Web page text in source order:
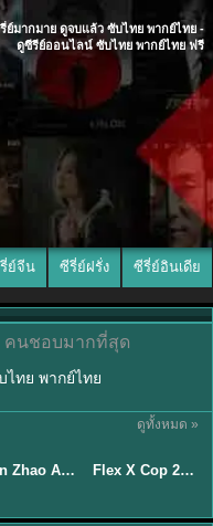
ย์มากมาย ดูจบแล้ว ซับไทย พากย์ไทย -
ดูซีรีย์ออนไลน์ ซับไทย พากย์ไทย ฟรี
ย์จีน ซีรี่ย์ฝรั่ง ซีรี่ย์อินเดีย
คนชอบมากที่สุด
ทย พากย์ไทย
ดูทั้งหมด »
Zhan Zhao Adventures จั่นเจาตะลุยยุทธภพ (2026) พากย์ไทย ซับไทย EP.1-37 (จบ) ★8
ซับไทย
Flex X Cop 2 คุณชายสายสืบ ซีซั่น 2 (2026) พากย์ไทย ซับไทย EP.1-14